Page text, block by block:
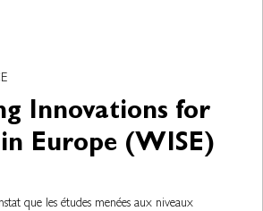
Innovations for
Europe (WISE)
que les études menées aux niveaux